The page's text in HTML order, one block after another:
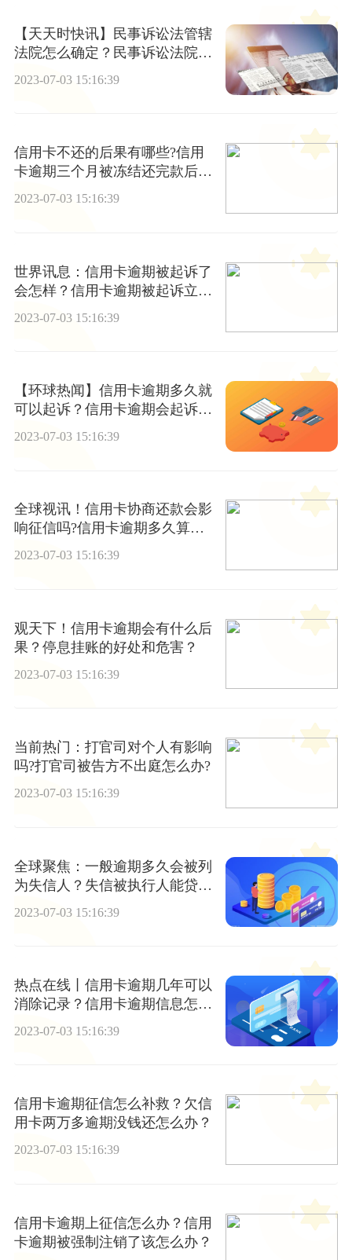
【天天时快讯】民事诉讼法管辖
法院怎么确定？民事诉讼法院管
2023-07-03 15:16:39
信用卡不还的后果有哪些?信用
卡逾期三个月被冻结还完款后能
解冻吗?
2023-07-03 15:16:39
世界讯息：信用卡逾期被起诉了
会怎样？信用卡逾期被起诉立案
2023-07-03 15:16:39
【环球热闻】信用卡逾期多久就
可以起诉？信用卡逾期会起诉配
偶吗？
2023-07-03 15:16:39
全球视讯！信用卡协商还款会影
响征信吗?信用卡逾期多久算不
良？
2023-07-03 15:16:39
观天下！信用卡逾期会有什么后
果？停息挂账的好处和危害？
2023-07-03 15:16:39
当前热门：打官司对个人有影响
吗?打官司被告方不出庭怎么办?
2023-07-03 15:16:39
全球聚焦：一般逾期多久会被列
为失信人？失信被执行人能贷款
2023-07-03 15:16:39
热点在线丨信用卡逾期几年可以
消除记录？信用卡逾期信息怎么
2023-07-03 15:16:39
信用卡逾期征信怎么补救？欠信
用卡两万多逾期没钱还怎么办？
2023-07-03 15:16:39
信用卡逾期上征信怎么办？信用
卡逾期被强制注销了该怎么办？